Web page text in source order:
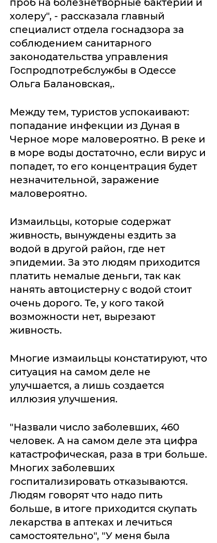
проб на болезнетворные бактерии и
холеру", - рассказала главный
специалист отдела госнадзора за
соблюдением санитарного
законодательства управления
Госпродпотребслужбы в Одессе
Ольга Балановская,.
Между тем, туристов успокаивают:
попадание инфекции из Дуная в
Черное море маловероятно. В реке и
в море воды достаточно, если вирус и
попадет, то его концентрация будет
незначительной, заражение
маловероятно.
Измаильцы, которые содержат
живность, вынуждены ездить за
водой в другой район, где нет
эпидемии. За это людям приходится
платить немалые деньги, так как
нанять автоцистерну с водой стоит
очень дорого. Те, у кого такой
возможности нет, вырезают
живность.
Многие измаильцы констатируют, что
ситуация на самом деле не
улучшается, а лишь создается
иллюзия улучшения.
"Назвали число заболевших, 460
человек. А на самом деле эта цифра
катастрофическая, раза в три больше.
Многих заболевших
госпитализировать отказываются.
Людям говорят что надо пить
больше, в итоге приходится скупать
лекарства в аптеках и лечиться
самостоятельно", "У меня была